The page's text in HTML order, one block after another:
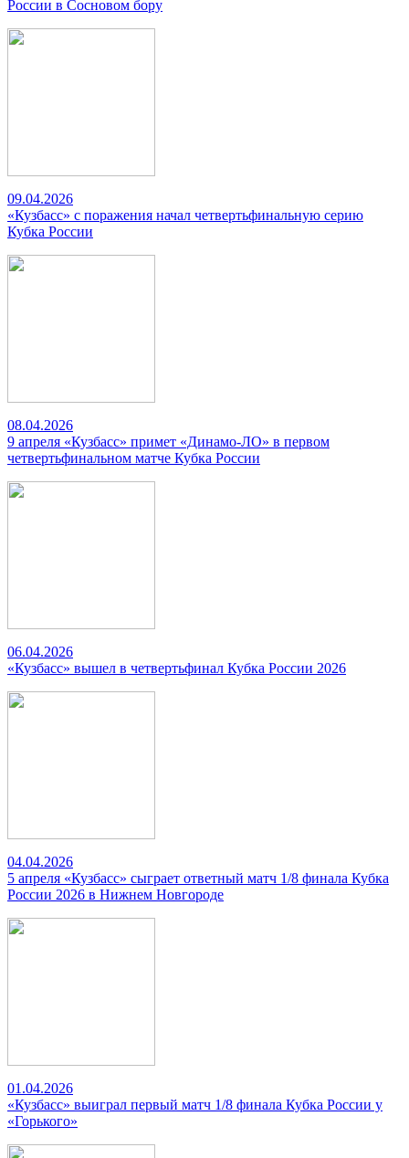
России в Сосновом бору
09.04.2026
«Кузбасс» с поражения начал четвертьфинальную серию
Кубка России
08.04.2026
9 апреля «Кузбасс» примет «Динамо-ЛО» в первом
четвертьфинальном матче Кубка России
06.04.2026
«Кузбасс» вышел в четвертьфинал Кубка России 2026
04.04.2026
5 апреля «Кузбасс» сыграет ответный матч 1/8 финала Кубка
России 2026 в Нижнем Новгороде
01.04.2026
«Кузбасс» выиграл первый матч 1/8 финала Кубка России у
«Горького»